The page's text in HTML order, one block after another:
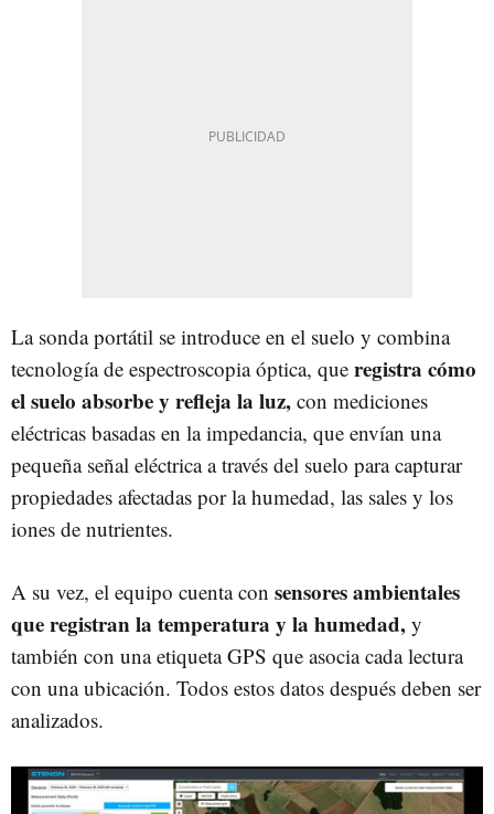
La sonda portátil se introduce en el suelo y combina
tecnología de espectroscopia óptica, que registra cómo
el suelo absorbe y refleja la luz, con mediciones
eléctricas basadas en la impedancia, que envían una
pequeña señal eléctrica a través del suelo para capturar
propiedades afectadas por la humedad, las sales y los
iones de nutrientes.
A su vez, el equipo cuenta con sensores ambientales
que registran la temperatura y la humedad, y
también con una etiqueta GPS que asocia cada lectura
con una ubicación. Todos estos datos después deben ser
analizados.